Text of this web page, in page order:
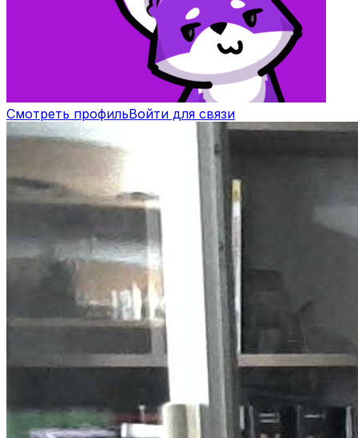
Смотреть профильВойти для связи